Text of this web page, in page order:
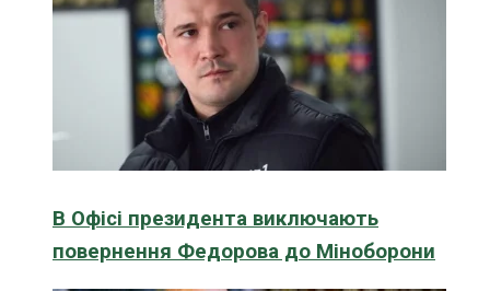
В Офісі президента виключають
повернення Федорова до Міноборони